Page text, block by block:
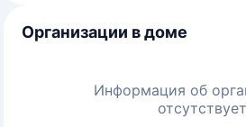
Организации в доме
Информация об
отсутствует